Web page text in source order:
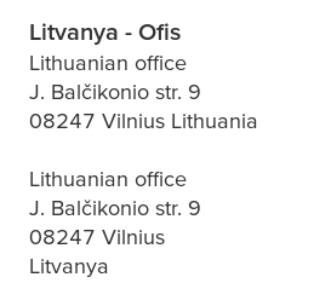
Litvanya - Ofis
Lithuanian office
J. Balčikonio str. 9
08247 Vilnius Lithuania
Lithuanian office
J. Balčikonio str. 9
08247 Vilnius
Litvanya